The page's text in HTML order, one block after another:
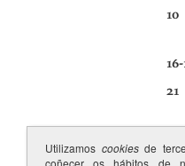
10
21
26
Utilizamos cookiesde
coñecer os hábitos de